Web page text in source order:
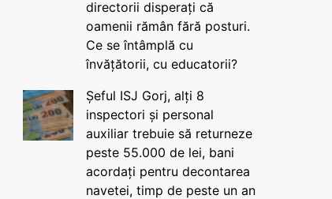
directorii disperați că
oamenii rămân fără posturi.
Ce se întâmplă cu
învățătorii, cu educatorii?
Șeful ISJ Gorj, alți 8
inspectori și personal
auxiliar trebuie să returneze
peste 55.000 de lei, bani
acordați pentru decontarea
navetei, timp de peste un an